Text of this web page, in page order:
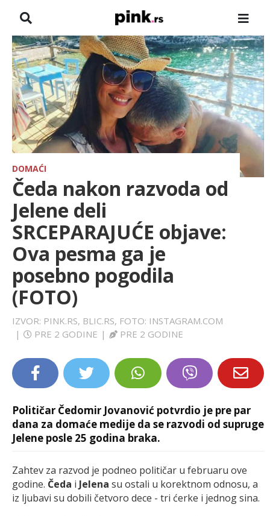
NASLOVNA
VESTI
ZADRUGA
SHOWBIZ
HRONIKA
FARMERI
TV
SPORT
LIFESTYLE
DOMAĆI
Čeda nakon razvoda od
Jelene deli
SRCEPARAJUĆE objave:
Ova pesma ga je
posebno pogodila
(FOTO)
IZVOR: PINK.RS, BLIC.RS, FOTO: INSTAGRAM.COM
|
PRE 2 GODINE | PRE 2 GODINE
Političar Čedomir Jovanović potvrdio je pre par
dana za domaće medije da se razvodi od supruge
Jelene posle 25 godina braka.
Zahtev za razvod je podneo političar u februaru ove
godine. Čeda i Jelena su ostali u korektnom odnosu, a
iz ljubavi su dobili četvoro dece - tri ćerke i jednog sina.